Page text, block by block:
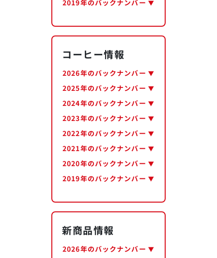
2019年のバックナンバー
コーヒー情報
2026年のバックナンバー
2025年のバックナンバー
2024年のバックナンバー
2023年のバックナンバー
2022年のバックナンバー
2021年のバックナンバー
2020年のバックナンバー
2019年のバックナンバー
新商品情報
2026年のバックナンバー